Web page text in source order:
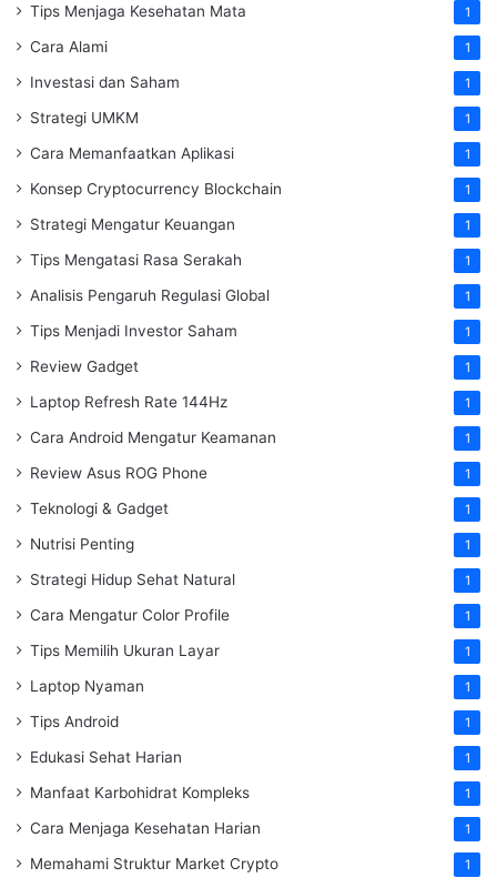
Tips Menjaga Kesehatan Mata 1
Cara Alami 1
Investasi dan Saham 1
Strategi UMKM 1
Cara Memanfaatkan Aplikasi 1
Konsep Cryptocurrency Blockchain 1
Strategi Mengatur Keuangan 1
Tips Mengatasi Rasa Serakah 1
Analisis Pengaruh Regulasi Global 1
Tips Menjadi Investor Saham 1
Review Gadget 1
Laptop Refresh Rate 144Hz 1
Cara Android Mengatur Keamanan 1
Review Asus ROG Phone 1
Teknologi & Gadget 1
Nutrisi Penting 1
Strategi Hidup Sehat Natural 1
Cara Mengatur Color Profile 1
Tips Memilih Ukuran Layar 1
Laptop Nyaman 1
Tips Android 1
Edukasi Sehat Harian 1
Manfaat Karbohidrat Kompleks 1
Cara Menjaga Kesehatan Harian 1
Memahami Struktur Market Crypto 1